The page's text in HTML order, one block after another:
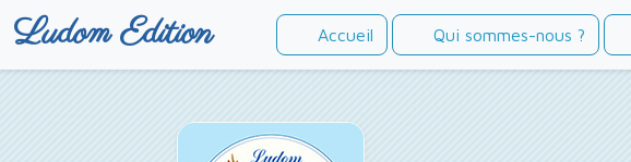
Ludom Edition Accueil Qui sommes-nous ?